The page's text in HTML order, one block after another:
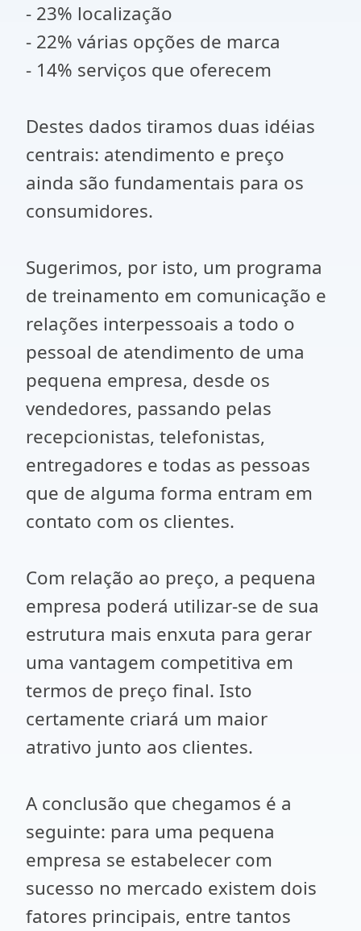
- 23% localização
- 22% várias opções de marca
- 14% serviços que oferecem
Destes dados tiramos duas idéias
centrais: atendimento e preço
ainda são fundamentais para os
consumidores.
Sugerimos, por isto, um programa
de treinamento em comunicação e
relações interpessoais a todo o
pessoal de atendimento de uma
pequena empresa, desde os
vendedores, passando pelas
recepcionistas, telefonistas,
entregadores e todas as pessoas
que de alguma forma entram em
contato com os clientes.
Com relação ao preço, a pequena
empresa poderá utilizar-se de sua
estrutura mais enxuta para gerar
uma vantagem competitiva em
termos de preço final. Isto
certamente criará um maior
atrativo junto aos clientes.
A conclusão que chegamos é a
seguinte: para uma pequena
empresa se estabelecer com
sucesso no mercado existem dois
fatores principais, entre tantos